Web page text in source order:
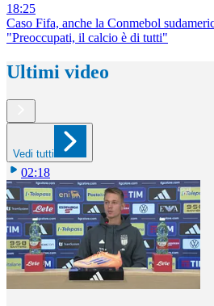
18:25
Caso Fifa, anche la Conmebol
"Preoccupati, il calcio è di tutti"
Ultimi video
Vedi tutti
02:18